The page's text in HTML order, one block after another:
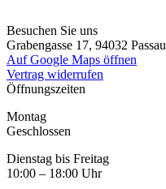
Besuchen Sie uns
Grabengasse 17, 94032 Passau
Auf Google Maps öffnen
Vertrag widerrufen
Öffnungszeiten
Montag
Geschlossen
Dienstag bis Freitag
10:00 – 18:00 Uhr